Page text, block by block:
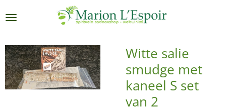
direct
de
hoofdinhoud
Witte salie
smudge met
kaneel S set
van 2